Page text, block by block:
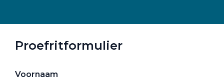
Proefritformulier
Voornaam